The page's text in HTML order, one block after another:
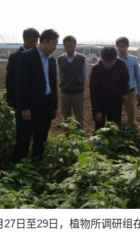
27日至29日，植物所调研组